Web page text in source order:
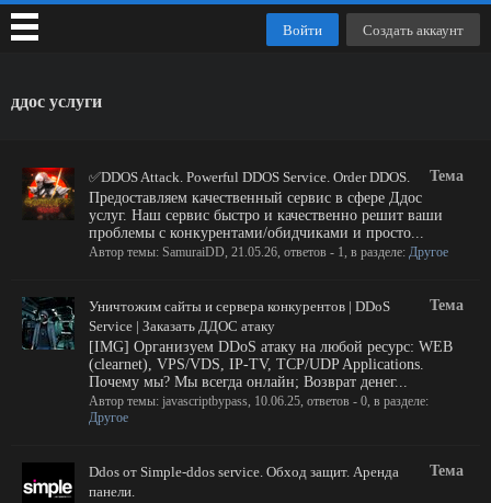
ддос услуги
Тема
✅DDOS Attack. Powerful DDOS Service. Order DDOS.
Предоставляем качественный сервис в сфере Ддос
услуг. Наш сервис быстро и качественно решит ваши
проблемы с конкурентами/обидчиками и просто...
Автор темы: SamuraiDD, 21.05.26, ответов - 1, в разделе: Другое
Тема
Уничтожим сайты и сервера конкурентов | DDoS
Service | Заказать ДДОС атаку
[IMG] Организуем DDoS атаку на любой ресурс: WEB
(clearnet), VPS/VDS, IP-TV, TCP/UDP Applications.
Почему мы? Мы всегда онлайн; Возврат денег...
Автор темы: javascriptbypass, 10.06.25, ответов - 0, в разделе:
Другое
Тема
Ddos от Simple-ddos service. Обход защит. Аренда
панели.
Войти Создать аккаунт